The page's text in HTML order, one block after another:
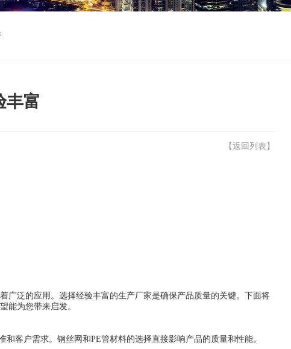
丰富
【 返回列表 】
广泛的应用。选择经验丰富的生产厂家是确保产品质量的关键。下面将
能为您带来启发。
客户需求。钢丝网和PE管材料的选择直接影响产品的质量和性能。